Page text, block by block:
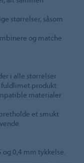
størrelser, såsom
og matche
i alle størrelser
fuldlimet produkt
materialer
et smukt
og 0,4 mm tykkelse.